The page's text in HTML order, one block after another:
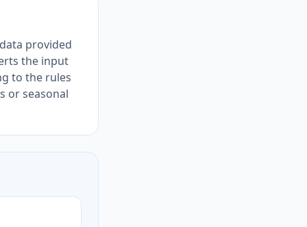
provided
the input
to the rules
or seasonal